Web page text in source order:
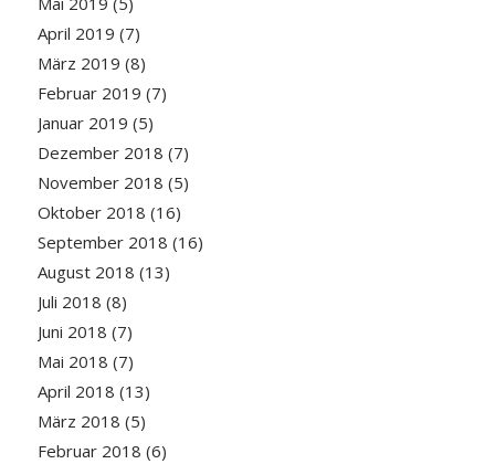
April 2019 (7)
März 2019 (8)
Februar 2019 (7)
Januar 2019 (5)
Dezember 2018 (7)
November 2018 (5)
Oktober 2018 (16)
September 2018 (16)
August 2018 (13)
Juli 2018 (8)
Juni 2018 (7)
Mai 2018 (7)
April 2018 (13)
März 2018 (5)
Februar 2018 (6)